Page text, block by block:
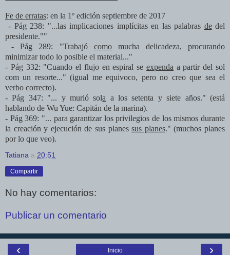
Fe de erratas: en la 1º edición septiembre de 2017
- Pág 238: "...las implicaciones implícitas en las palabras dedel
presidente.""
- Pág 289: "Trabajó comomucha delicadeza, procurando
minimizar todo lo posible el material..."
- Pág 332: "Cuando el flujo en espiral se expenda a partir del sol
com un resorte..." (igual me equivoco, pero no creo que sea el
verbo correcto).
- Pág 347: "... y murió sola a los setenta y siete años." (está
hablando de Wu Yue: Capitán de la marina).
- Pág 369: "... para garantizar los privilegios de los mismos durante
la creación y ejecución de sus planessus planes." (muchos planes
por lo que veo).
Tatiana a 20:51
Compartir
No hay comentarios:
Publicar un comentario
‹ ›
Inicio